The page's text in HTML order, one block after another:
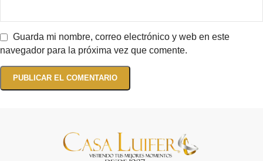
Guarda mi nombre, correo electrónico y web en este
navegador para la próxima vez que comente.